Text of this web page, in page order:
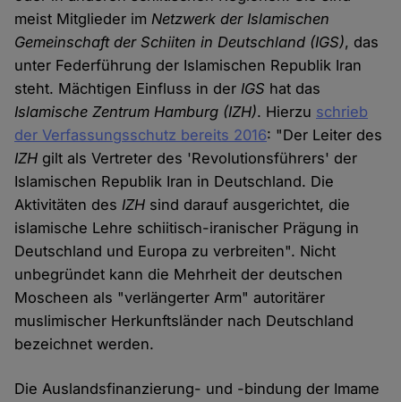
meist Mitglieder imNetzwerk der Islamischen
Gemeinschaft der Schiiten in Deutschland (IGS), das
unter Federführung der Islamischen Republik Iran
steht. Mächtigen Einfluss in derIGS hat das
Islamische Zentrum Hamburg (IZH). Hierzu schrieb
der Verfassungsschutz bereits 2016: "Der Leiter des
IZH gilt als Vertreter des 'Revolutionsführers' der
Islamischen Republik Iran in Deutschland. Die
Aktivitäten desIZH sind darauf ausgerichtet, die
islamische Lehre schiitisch-iranischer Prägung in
Deutschland und Europa zu verbreiten". Nicht
unbegründet kann die Mehrheit der deutschen
Moscheen als "verlängerter Arm" autoritärer
muslimischer Herkunftsländer nach Deutschland
bezeichnet werden.
Die Auslandsfinanzierung- und -bindung der Imame